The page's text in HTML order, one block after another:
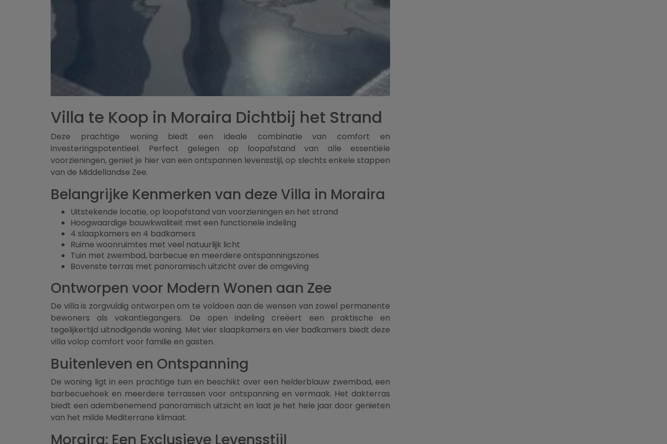
Villa te Koop in Moraira Dichtbij het Strand
Deze prachtige woning biedt een ideale combinatie van comfort en
investeringspotentieel. Perfect gelegen op loopafstand van alle essentiële
voorzieningen, geniet je hier van een ontspannen levensstijl, op slechts enkele stappen
van de Middellandse Zee.
Belangrijke Kenmerken van deze Villa in Moraira
Uitstekende locatie, op loopafstand van voorzieningen en het strand
Hoogwaardige bouwkwaliteit met een functionele indeling
4 slaapkamers en 4 badkamers
Ruime woonruimtes met veel natuurlijk licht
Tuin met zwembad, barbecue en meerdere ontspanningszones
Bovenste terras met panoramisch uitzicht over de omgeving
Ontworpen voor Modern Wonen aan Zee
De villa is zorgvuldig ontworpen om te voldoen aan de wensen van zowel permanente
bewoners als vakantiegangers. De open indeling creëert een praktische en
tegelijkertijd uitnodigende woning. Met vier slaapkamers en vier badkamers biedt deze
villa volop comfort voor familie en gasten.
Buitenleven en Ontspanning
De woning ligt in een prachtige tuin en beschikt over een helderblauw zwembad, een
barbecuehoek en meerdere terrassen voor ontspanning en vermaak. Het dakterras
biedt een adembenemend panoramisch uitzicht en laat je het hele jaar door genieten
van het milde Mediterrane klimaat.
Moraira: Een Exclusieve Levensstijl